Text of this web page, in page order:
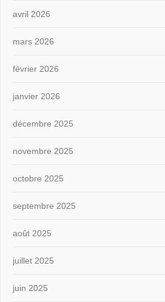
avril 2026
mars 2026
février 2026
janvier 2026
décembre 2025
novembre 2025
octobre 2025
septembre 2025
août 2025
juillet 2025
juin 2025